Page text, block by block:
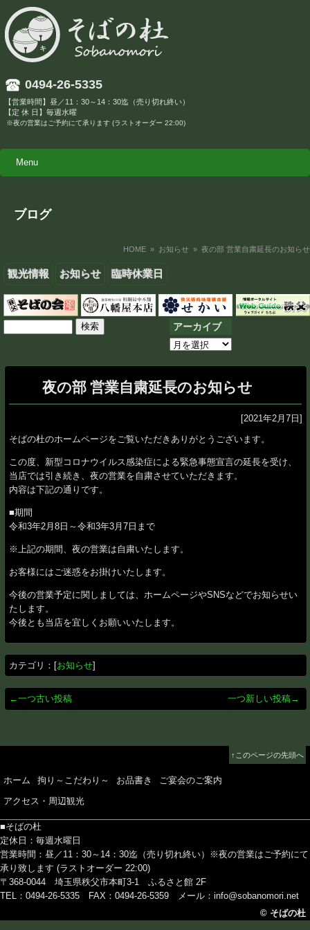
0494-26-5335
【営業時間】昼／11：30～14：30迄（売り切れ終い）
【定 休 日】毎週水曜
※夜の営業はご予約にて承ります (ラストオーダー 22:00)
Menu
ブログ
HOME » お知らせ » 夜の部 営業自粛延長のお知らせ
観光情報 お知らせ 臨時休業日
アーカイブ
ア
イ
夜の部 営業自粛延長のお知らせ
[2021年2月7日]
そばの杜のホームページをご覧いただきありがとうございます。
この度、新型コロナウイルス感染症による緊急事態宣言の延長を受け、
当店では引き続き、夜の営業を自粛させていただきます。
内容は下記の通りです。
■期間
令和3年2月8日～令和3年3月7日まで
※上記の期間、夜の営業は自粛いたします。
お客様にはご迷惑をお掛けいたします。
今後の営業予定に関しましては、ホームページやSNSなどでお知らせい
たします。
今後とも当店を宜しくお願いいたします。
カテゴリ：[お知らせ]
←一つ古い投稿 一つ新しい投稿→
↑このページの先頭へ
ホーム 拘り～こだわり～ お品書き
ご宴会のご案内
アクセス・周辺観光
■そばの杜
定休日：毎週水曜日
営業時間：昼／11：30～14：30迄（売り切れ終い）※夜の営業はご予約にて
承り致します (ラストオーダー 22:00)
〒368-0044 埼玉県秩父市本町3-1 ふるさと館 2F
TEL：0494-26-5335 FAX：0494-26-5359
メール：info@sobanomori.net
© そばの杜